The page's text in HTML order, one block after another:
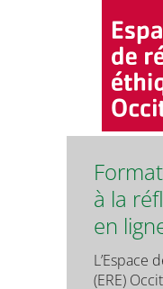
à la
en
L’Espace
(ERE)